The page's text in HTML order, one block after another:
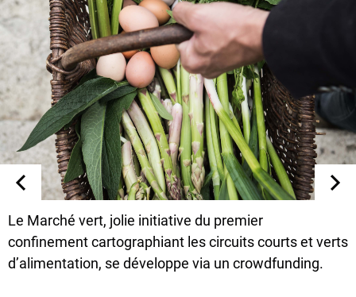
Le Marché vert, jolie initiative du premier
confinement cartographiant les circuits courts et verts
d’alimentation, se développe via un crowdfunding.